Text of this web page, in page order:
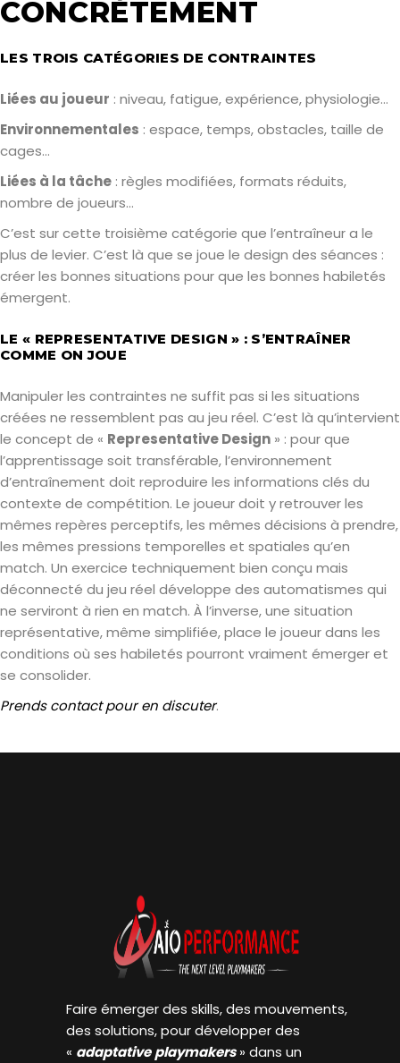
CONCRÈTEMENT
LES TROIS CATÉGORIES DE CONTRAINTES
Liées au joueur : niveau, fatigue, expérience, physiologie…
Environnementales : espace, temps, obstacles, taille de
cages…
Liées à la tâche : règles modifiées, formats réduits,
nombre de joueurs…
C’est sur cette troisième catégorie que l’entraîneur a le
plus de levier. C’est là que se joue le design des séances :
créer les bonnes situations pour que les bonnes habiletés
émergent.
LE « REPRESENTATIVE DESIGN » : S’ENTRAÎNER
COMME ON JOUE
Manipuler les contraintes ne suffit pas si les situations
créées ne ressemblent pas au jeu réel. C’est là qu’intervient
le concept de « Representative Design » : pour que
l’apprentissage soit transférable, l’environnement
d’entraînement doit reproduire les informations clés du
contexte de compétition. Le joueur doit y retrouver les
mêmes repères perceptifs, les mêmes décisions à prendre,
les mêmes pressions temporelles et spatiales qu’en
match. Un exercice techniquement bien conçu mais
déconnecté du jeu réel développe des automatismes qui
ne serviront à rien en match. À l’inverse, une situation
représentative, même simplifiée, place le joueur dans les
conditions où ses habiletés pourront vraiment émerger et
se consolider.
Prends contact pour en discuter.
Faire émerger des skills, des mouvements,
des solutions, pour développer des
« adaptativeplaymakers» dans un